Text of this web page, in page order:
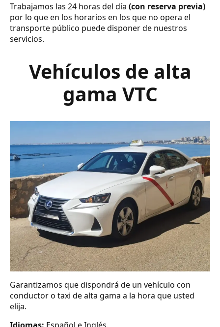
Trabajamos las 24 horas del día (con reserva previa)
por lo que en los horarios en los que no opera el
transporte público puede disponer de nuestros
servicios.
Vehículos de alta
gama VTC
Garantizamos que dispondrá de un vehículo con
conductor o taxi de alta gama a la hora que usted
elija.